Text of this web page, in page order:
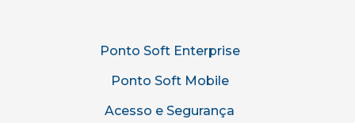
Ponto Soft Enterprise
Ponto Soft Mobile
Acesso e Segurança